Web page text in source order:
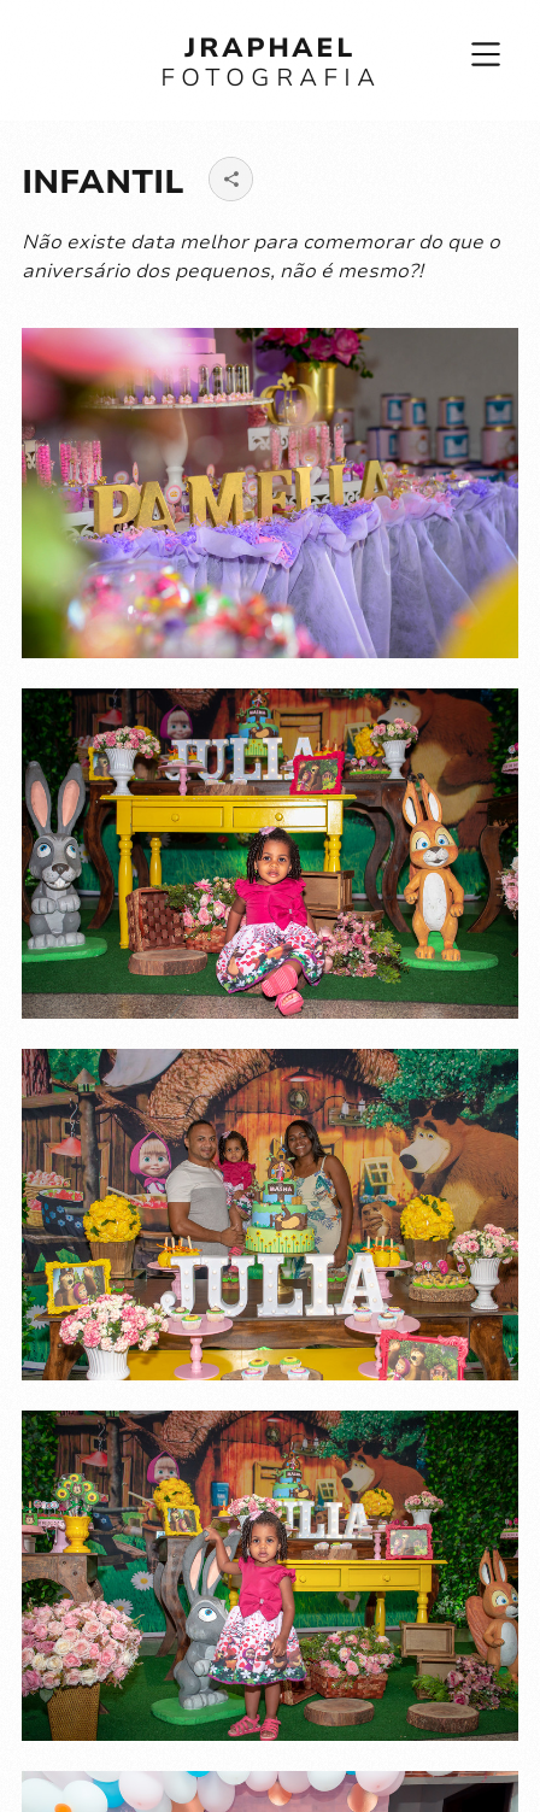
JRAPHAEL
FOTOGRAFIA
INFANTIL
Não existe data melhor para comemorar do que o
aniversário dos pequenos, não é mesmo?!